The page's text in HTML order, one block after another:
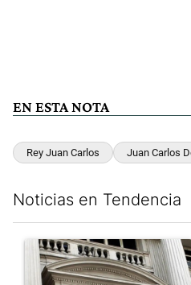
EN ESTA NOTA
Rey Juan Carlos Juan Carlos
Noticias en Tendencia
Un artículo de tendencia con